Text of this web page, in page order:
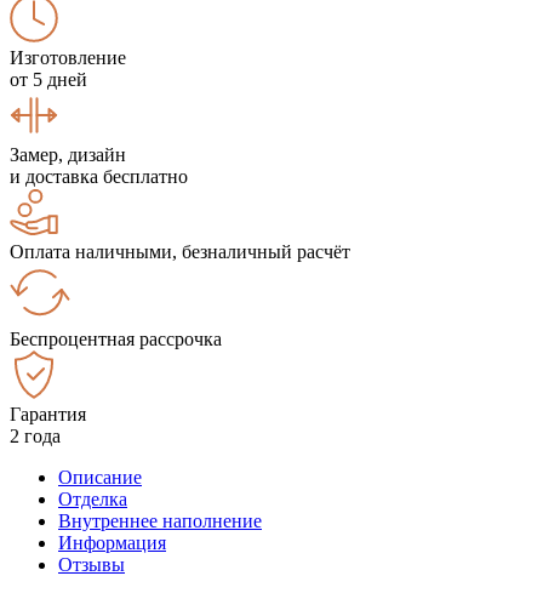
Изготовление
от 5 дней
Замер, дизайн
и доставка бесплатно
Оплата наличными, безналичный расчёт
Беспроцентная рассрочка
Гарантия
2 года
Описание
Отделка
Внутреннее наполнение
Информация
Отзывы